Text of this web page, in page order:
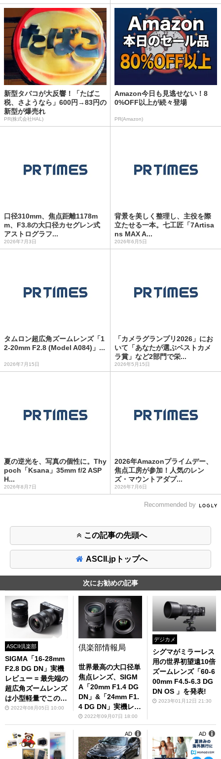
新型タバコが大反響！「たばこ
税、さようなら」600円→83円の
新型が爆売れ
PR(株式会社HAL)
Amazon今日も見逃せない！8
0%OFF以上が続々登場
PR(Amazon)
口径310mm、焦点距離1178m
m、F3.8の大口径カセグレン式
アストログラフ...
2026年7月3日
背景を美しく整理し、主役を際
立たせる一本。七工匠「7Artisa
ns MAX A...
2026年6月5日
タムロン超広角ズームレンズ「1
2-20mm F2.8 (Model A084)」...
2026年7月15日
「カメラグランプリ2026」にお
いて「あなたが選ぶベストカメ
ラ賞」など2部門で栄...
2026年5月15日
夏の逆光を、写真の個性に。Thy
poch「Ksana」35mm f/2 ASP
H...
2026年8月7日
2026年Amazonプライムデー、
焦点工房が参加！人気のレン
ズ・マウントアダプ...
2026年7月6日
Recommended by
この記事の先頭へ
ASCII.jpトップへ
次にお勧めの記事
ASCII倶楽部
SIGMA「16-28mm
F2.8 DG DN」実機
レビュー = 最先端の
超広角ズームレンズ
は小型軽量でこの描
写なのだ
2022年08月05日 10:00
倶楽部情報局
世界最高の大口径単
焦点レンズ、SIGM
A「20mm F1.4 DG
DN」&「24mm F1.
4 DG DN」実機レビ
ュー－倶楽部情報局
2022年09月07日 18:00
デジカメ
シグマがミラーレス
用の世界初望遠10倍
ズームレンズ「60-6
00mm F4.5-6.3 DG
DN OS 」を発表!
2023年01月12日 21:30
AD AD